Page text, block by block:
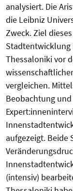
analysiert. Die
die Leibniz
Zweck. Ziel
Stadtentwicklung
Thessaloniki vor
vergleichen.
Beobachtung
aufgezeigt. Beide
(intensiv)